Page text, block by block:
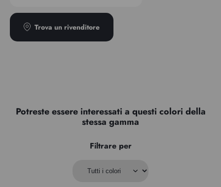
Trova un rivenditore
Potreste essere interessati a questi colori della
stessa gamma
Filtrare per